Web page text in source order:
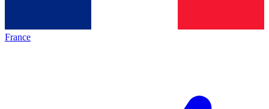
France